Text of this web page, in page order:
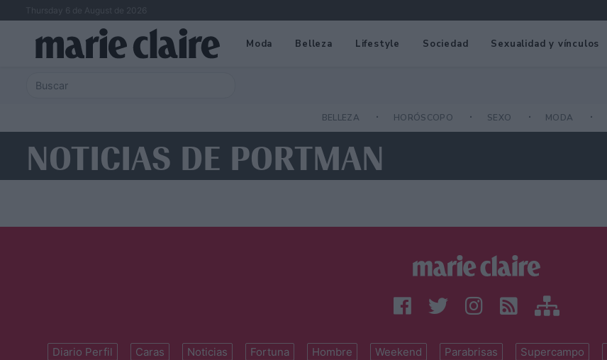
Thursday 6 de August de 2026
Moda Belleza Lifestyle Sociedad Sexualidad y vínculos
BELLEZA HORÓSCOPO SEXO MODA
NOTICIAS DE PORTMAN
Diario Perfil Caras Noticias Fortuna Hombre Weekend Parabrisas Supercampo